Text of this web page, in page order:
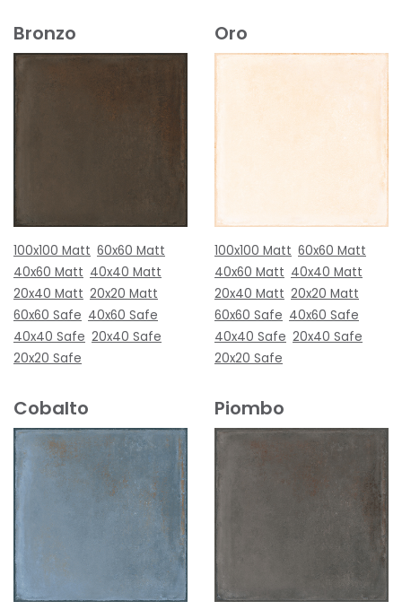
Bronzo
100x100 Matt 60x60 Matt
40x60 Matt 40x40 Matt
20x40 Matt 20x20 Matt
60x60 Safe 40x60 Safe
40x40 Safe 20x40 Safe
20x20 Safe
Oro
100x100 Matt 60x60 Matt
40x60 Matt 40x40 Matt
20x40 Matt 20x20 Matt
60x60 Safe 40x60 Safe
40x40 Safe 20x40 Safe
20x20 Safe
Cobalto Piombo